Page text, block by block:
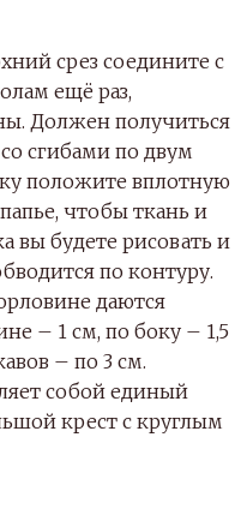
срез соедините с
ещё раз,
Должен получиться
сгибами по двум
положите вплотную
чтобы ткань и
вы будете рисовать и
по контуру.
даются
– 1 см, по боку – 1,5
– по 3 см.
собой единый
крест с круглым